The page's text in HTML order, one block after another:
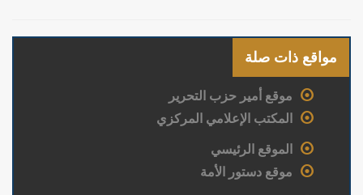
مواقع ذات صلة
موقع أمير حزب التحرير
المكتب الإعلامي المركزي
الموقع الرئيسي
موقع دستور الأمة